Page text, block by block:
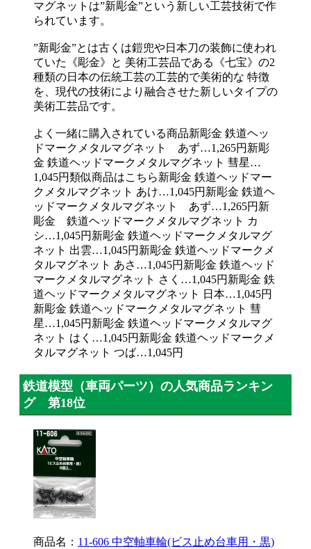
マグネットは”新彫金”という新しい工芸技術で作
られています。
”新彫金”とは古くは鎧兜や日本刀の装飾に使われ
ていた《彫金》と 美術工芸品である《七宝》の2
種類の日本の伝統工芸の工芸的で美術的な 特徴
を、現代の技術により融合させた新しいタイプの
美術工芸品です。
よく一緒に購入されている商品新彫金 鉄道ヘッ
ドマークメタルマグネット あず…1,265円新彫
金 鉄道ヘッドマークメタルマグネット 彗星…
1,045円類似商品はこちら新彫金 鉄道ヘッドマー
クメタルマグネット あけ…1,045円新彫金 鉄道ヘ
ッドマークメタルマグネット あず…1,265円新
彫金 鉄道ヘッドマークメタルマグネット カ
シ…1,045円新彫金 鉄道ヘッドマークメタルマグ
ネット 出雲…1,045円新彫金 鉄道ヘッドマークメ
タルマグネット あさ…1,045円新彫金 鉄道ヘッド
マークメタルマグネット さく…1,045円新彫金 鉄
道ヘッドマークメタルマグネット 日本…1,045円
新彫金 鉄道ヘッドマークメタルマグネット 彗
星…1,045円新彫金 鉄道ヘッドマークメタルマグ
ネット はく…1,045円新彫金 鉄道ヘッドマークメ
タルマグネット つば…1,045円
鉄道模型（車両パーツ）の人気商品ランキン
グ 第18位
商品名： 11-606 中空軸車輪(ビス止め台車用・黒)